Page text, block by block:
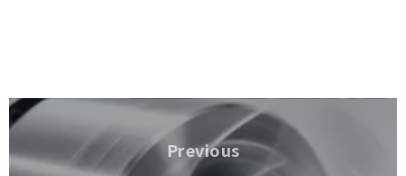
Beitragsnavigation
Previous
Previous